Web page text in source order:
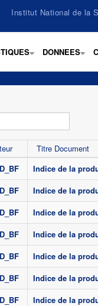
Institut National de la
+ +
DONNEES
Titre Document
Indice de la
Indice de la
Indice de la
Indice de la
Indice de la
Indice de la
Indice de la